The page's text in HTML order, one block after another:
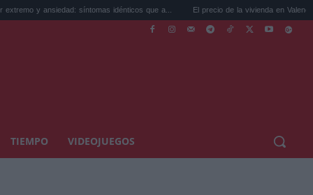
síntomas idénticos que a... El precio de la vivienda en Valencia sube a
TIEMPO VIDEOJUEGOS